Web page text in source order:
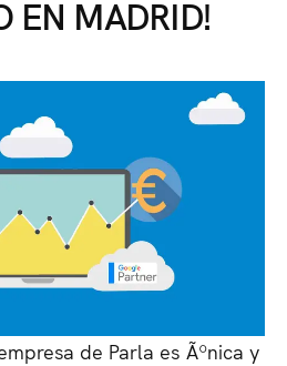
EN MADRID!
de Parla es Ãºnica y